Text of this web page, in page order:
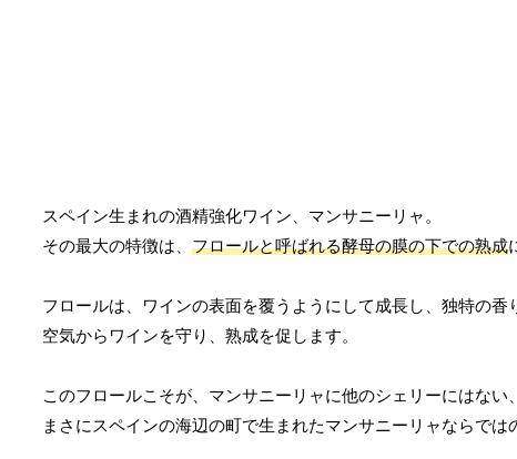
スペイン生まれの酒精強化ワイン、マンサニーリャ。
その最大の特徴は、 フロールと呼ばれる酵母の膜の下での熟成
フロールは、ワインの表面を覆うようにして成長し、独特の
空気からワインを守り、熟成を促します。
このフロールこそが、マンサニーリャに他のシェリーにはない
まさにスペインの海辺の町で生まれたマンサニーリャならでは